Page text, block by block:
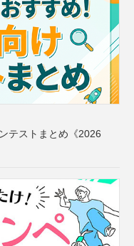
テストまとめ《2026